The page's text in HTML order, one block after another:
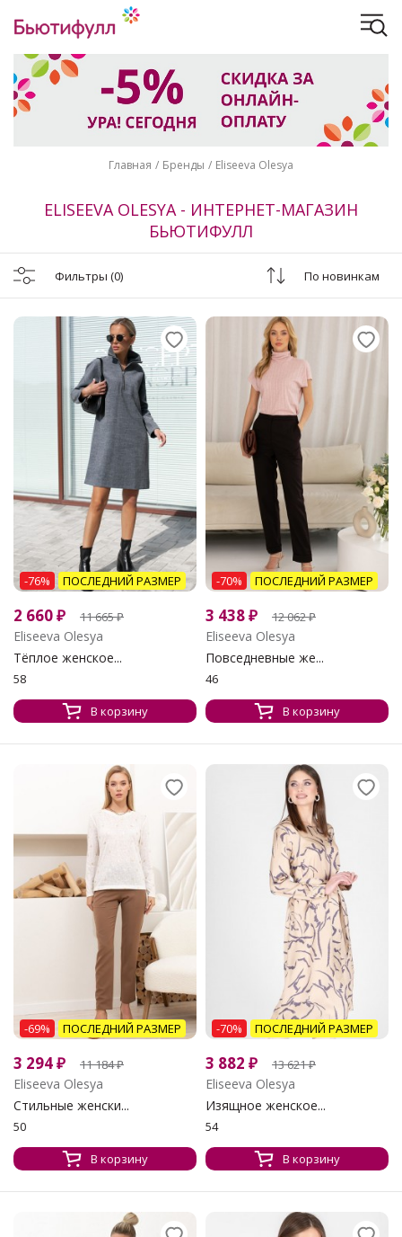
Главная Бренды Eliseeva Olesya
ELISEEVA OLESYA - ИНТЕРНЕТ-МАГАЗИН
БЬЮТИФУЛЛ
Фильтры (0) По новинкам
-76% ПОСЛЕДНИЙ РАЗМЕР
2 660₽ 11 665₽
Eliseeva Olesya
Тёплое женское...
58
В корзину
-70% ПОСЛЕДНИЙ РАЗМЕР
3 438₽ 12 062₽
Eliseeva Olesya
Повседневные же...
46
В корзину
-69% ПОСЛЕДНИЙ РАЗМЕР
3 294₽ 11 184₽
Eliseeva Olesya
Стильные женски...
50
В корзину
-70% ПОСЛЕДНИЙ РАЗМЕР
3 882 ₽ 13 621₽
Eliseeva Olesya
Изящное женское...
54
В корзину